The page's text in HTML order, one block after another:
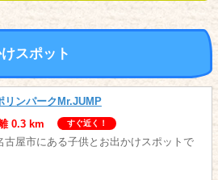
スポット
リンパークMr.JUMP
0.3 km
すぐ近く！
古屋市にある子供とお出かけスポットで